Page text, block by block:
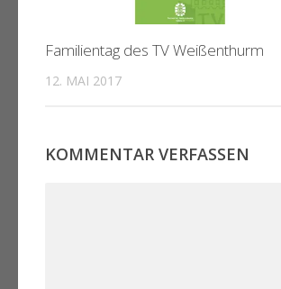
Familientag des TV Weißenthurm
12. MAI 2017
KOMMENTAR VERFASSEN